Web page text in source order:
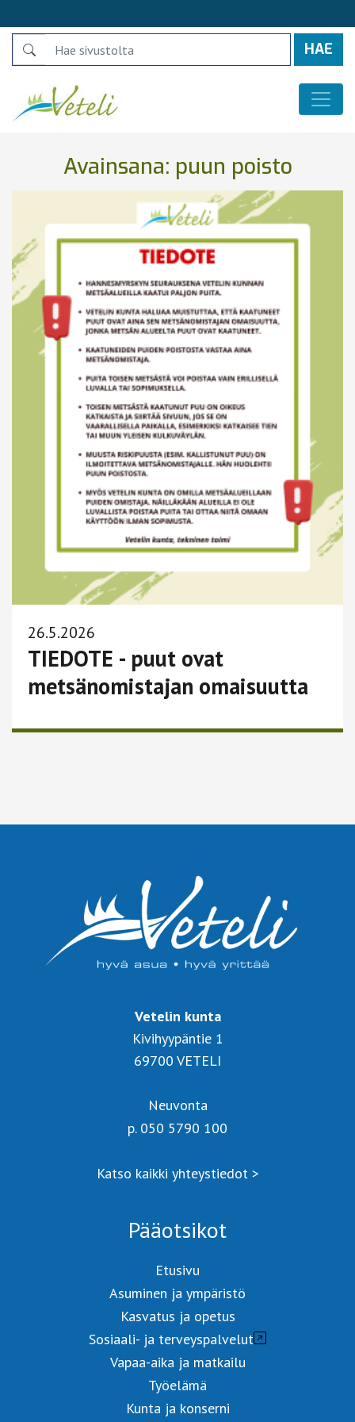
Search
Avainsana: puun poisto
26.5.2026
TIEDOTE - puut ovat
metsänomistajan omaisuutta
Vetelin kunta
Kivihyypäntie 1
69700 VETELI
Neuvonta
p. 050 5790 100
Katso kaikki yhteystiedot >
Pääotsikot
Etusivu
Asuminen ja ympäristö
Kasvatus ja opetus
Sosiaali- ja terveyspalvelut
Vapaa-aika ja matkailu
Työelämä
Kunta ja konserni